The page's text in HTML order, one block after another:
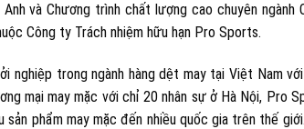
và Chương trình chất lượng cao chuyên ngành
Công ty Trách nhiệm hữu hạn Pro Sports.
nghiệp trong ngành hàng dệt may tại Việt Nam
mại may mặc với chỉ 20 nhân sự ở Hà Nội, Pro
sản phẩm may mặc đến nhiều quốc gia trên thế